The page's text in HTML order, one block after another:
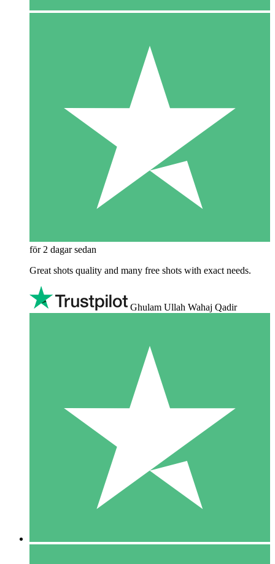
för 2 dagar sedan
Great shots quality and many free shots with exact needs.
Ghulam Ullah Wahaj Qadir